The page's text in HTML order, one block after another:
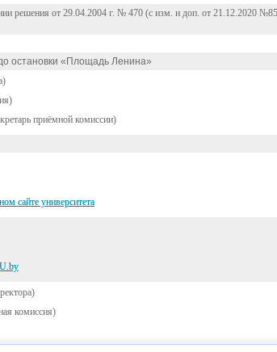
решения от 29.04.2004 г. № 470 (с изм. и доп. от 21.12.2020
остановки «Площадь Ленина»
приёмной комиссии)
сайте университета
комиссия)